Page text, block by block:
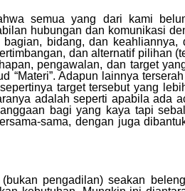
semua yang dari kami
hubungan dan komunikasi
bidang, dan keahliannya,
dan alternatif pilihan
pengawalan, dan target
“Materi”. Adapun lainnya
target tersebut yang
adalah seperti apabila ada
bagi yang kaya tapi
sama, dengan juga
pengadilan) seakan